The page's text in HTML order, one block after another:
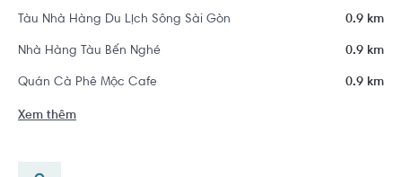
Tàu Nhà Hàng Du Lịch Sông Sài Gòn 0.9 km
Nhà Hàng Tàu Bến Nghé 0.9 km
Quán Cà Phê Mộc Cafe 0.9 km
Xem thêm